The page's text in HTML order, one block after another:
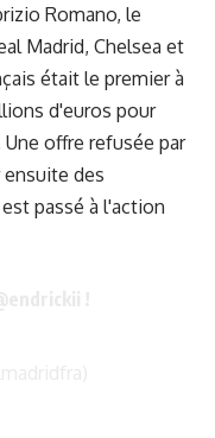
Romano, le
Madrid, Chelsea et
était le premier à
d'euros pour
offre refusée par
ensuite des
passé à l'action